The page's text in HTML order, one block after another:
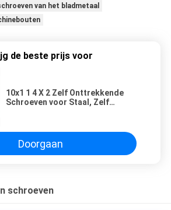
van het bladmetaal
de beste prijs voor
10x1 1 4 X 2 Zelf Onttrekkende
Schroeven voor Staal, Zelf
Doorgaan
schroeven